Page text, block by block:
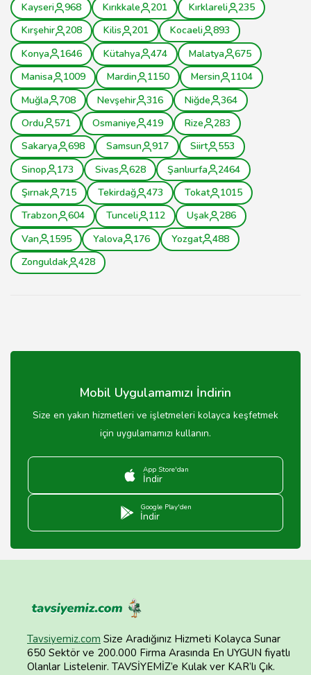
Kayseri
968 Kırıkkale 201 Kırklareli
235
Kırşehir
208 Kilis 201 Kocaeli
893
Konya
1646 Kütahya 474 Malatya
675
Manisa
1009 Mardin 1150 Mersin
1104
Muğla
708 Nevşehir 316 Niğde
364
Ordu
571 Osmaniye 419 Rize
283
Sakarya
698 Samsun 917 Siirt
553
Sinop
173 Sivas 628 Şanlıurfa
2464
Şırnak
715 Tekirdağ 473 Tokat
1015
Trabzon
604 Tunceli 112 Uşak
286
Van
1595 Yalova 176 Yozgat
488
Zonguldak
428
Mobil Uygulamamızı İndirin
Size en yakın hizmetleri ve işletmeleri kolayca keşfetmek
için uygulamamızı kullanın.
App Store'dan
İndir
Google Play'den
İndir
Tavsiyemiz.com Size Aradığınız Hizmeti Kolayca Sunar
650 Sektör ve 200.000 Firma Arasında En UYGUN fiyatlı
Olanlar Listelenir. TAVSİYEMİZ’e Kulak ver KAR’lı Çık.